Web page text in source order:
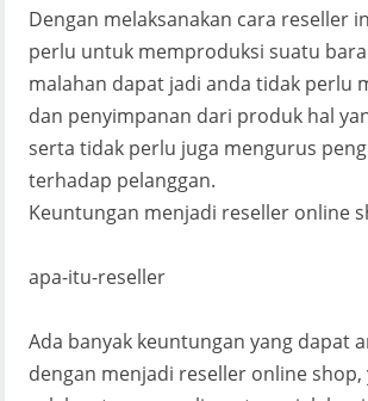
Dengan melaksanakan cara reseller
perlu untuk memproduksi suatu
malahan dapat jadi anda tidak perlu
dan penyimpanan dari produk hal
serta tidak perlu juga mengurus
terhadap pelanggan.
Keuntungan menjadi reseller online
apa-itu-reseller
Ada banyak keuntungan yang dapat
dengan menjadi reseller online shop,